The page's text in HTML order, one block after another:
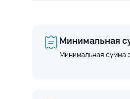
Минимальная
Минимальная сумма